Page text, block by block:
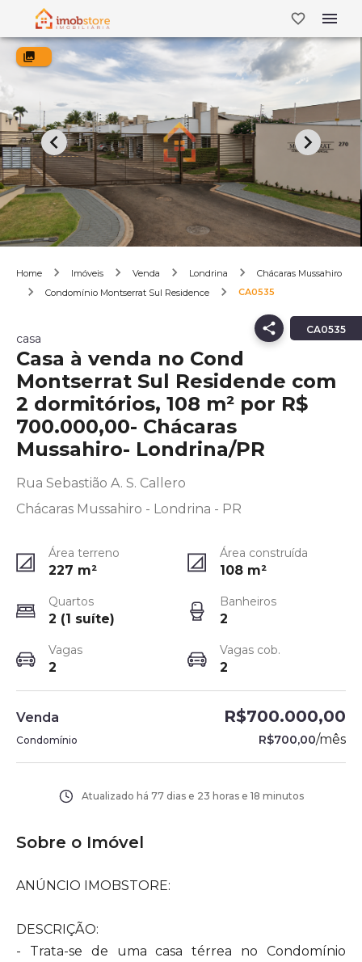
Home Imóveis Venda Londrina
Chácaras Mussahiro
Condomínio Montserrat Sul Residence
CA0535
CA0535
casa
Casa à venda no Cond
Montserrat Sul Residende com
2 dormitórios, 108 m² por R$
700.000,00- Chácaras
Mussahiro- Londrina/PR
Rua Sebastião A. S. Callero
Chácaras Mussahiro - Londrina - PR
Área terreno
227 m²
Área construída
108 m²
Quartos
2 (1 suíte)
Banheiros
2
Vagas
2
Vagas cob.
2
Venda R$700.000,00
Condomínio R$700,00/mês
Atualizado há 77 dias e 23 horas e 18 minutos
Sobre o Imóvel
ANÚNCIO IMOBSTORE:
DESCRIÇÃO:
- Trata-se de uma casa térrea no Condomínio